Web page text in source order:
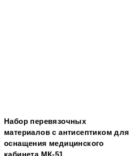
Набор перевязочных
материалов с антисептиком для
оснащения медицинского